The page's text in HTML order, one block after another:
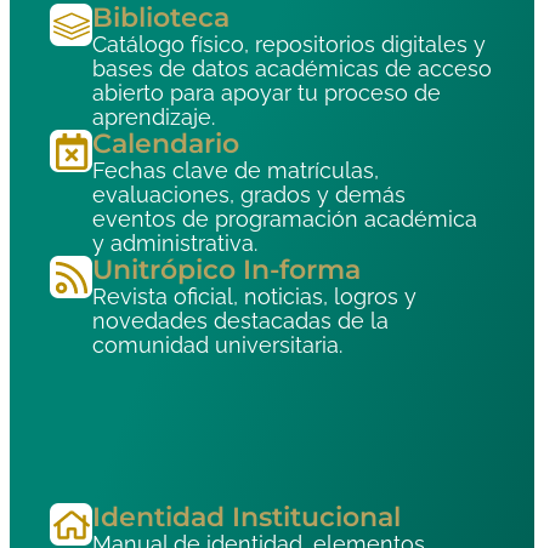
Biblioteca
Catálogo físico, repositorios digitales y
bases de datos académicas de acceso
abierto para apoyar tu proceso de
aprendizaje.
Calendario
Fechas clave de matrículas,
evaluaciones, grados y demás
eventos de programación académica
y administrativa.
Unitrópico In-forma
Revista oficial, noticias, logros y
novedades destacadas de la
comunidad universitaria.
Identidad Institucional